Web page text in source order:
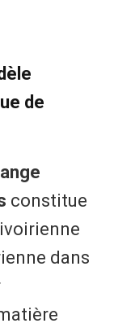
de
constitue
dans